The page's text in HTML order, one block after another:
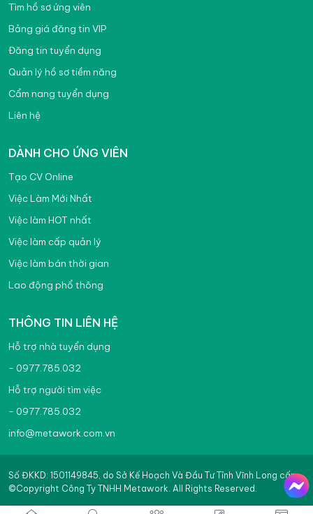
Tìm hồ sơ ứng viên
Bảng giá đăng tin VIP
Đăng tin tuyển dụng
Quản lý hồ sơ tiềm năng
Cẩm nang tuyển dụng
Liên hệ
DÀNH CHO ỨNG VIÊN
Tạo CV Online
Việc Làm Mới Nhất
Việc làm HOT nhất
Việc làm cấp quản lý
Việc làm bán thời gian
Lao động phổ thông
THÔNG TIN LIÊN HỆ
Hỗ trợ nhà tuyển dụng
- 0977.785.032
Hỗ trợ người tìm việc
- 0977.785.032
info@metawork.com.vn
Số ĐKKD: 1501149845, do Sở Kế Hoạch Và Đầu Tư Tỉnh Vĩnh Long cấp
©Copyright Công Ty TNHH Metawork. All Rights Reserved.